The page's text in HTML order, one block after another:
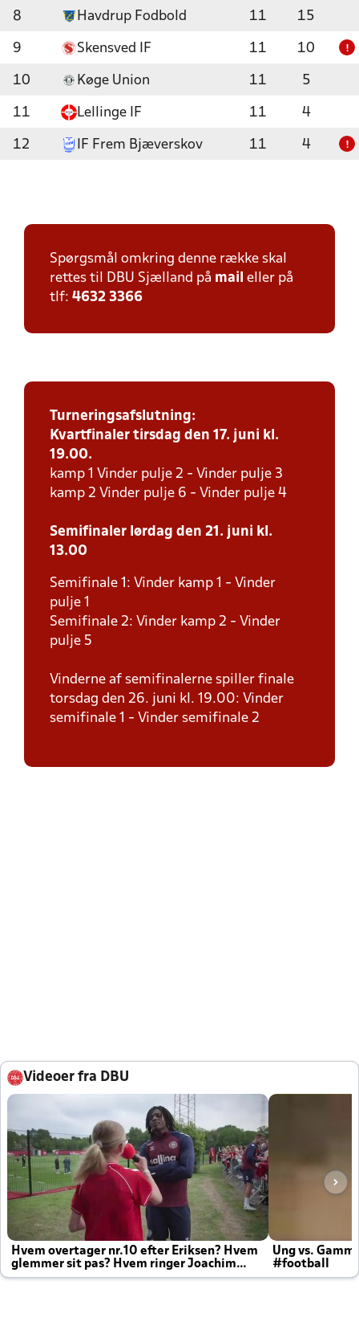
8 Havdrup Fodbold 11 15
9 Skensved IF 11 10 !
10 Køge Union 11 5
11 Lellinge IF 11 4
12 IF Frem Bjæverskov 11 4 !
Spørgsmål omkring denne række skal
rettes til DBU Sjælland på mail eller på
tlf: 4632 3366
Turneringsafslutning:
Kvartfinaler tirsdag den 17. juni kl.
19.00.
kamp 1 Vinder pulje 2 - Vinder pulje 3
kamp 2 Vinder pulje 6 - Vinder pulje 4
Semifinaler lørdag den 21. juni kl.
13.00
Semifinale 1: Vinder kamp 1 - Vinder
pulje 1
Semifinale 2: Vinder kamp 2 - Vinder
pulje 5
Vinderne af semifinalerne spiller finale
torsdag den 26. juni kl. 19.00: Vinder
semifinale 1 - Vinder semifinale 2
Videoer fra DBU
Hvem overtager nr.10 efter Eriksen? Hvem
glemmer sit pas? Hvem ringer Joachim
altid til efter kampe?
Ung vs.
#football